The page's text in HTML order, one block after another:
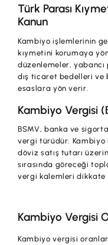
Türk Parası
Kanun
Kambiyo işlemlerinin
kıymetini korumaya
düzenlemeler,
dış ticaret bedelleri
esaslara yön verir.
Kambiyo Vergisi
BSMV, banka ve
vergi türüdür.
döviz satış tutarı
sırasında göreceği
vergi kalemleri dikkate
Kambiyo Vergisi
Kambiyo vergisi